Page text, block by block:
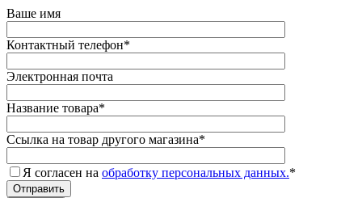
Ваше имя
Контактный телефон*
Электронная почта
Название товара*
Ссылка на товар другого магазина*
Я согласен на обработку персональных данных.*